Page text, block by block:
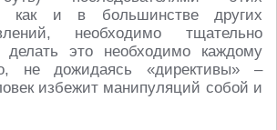
как и в большинстве других
необходимо тщательно
делать это необходимо каждому
не дожидаясь «директивы» –
избежит манипуляций собой и